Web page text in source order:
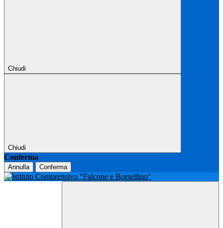
Chiudi
Chiudi
Conferma
Annulla Conferma